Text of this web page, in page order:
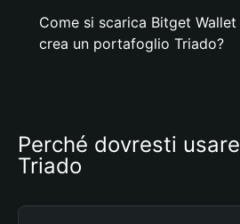
Come si scarica Bitget
crea un portafoglio Triado?
Perché dovresti
Triado